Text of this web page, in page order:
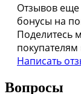
Отзывов еще
бонусы на
Поделитесь
Написать
Вопросы